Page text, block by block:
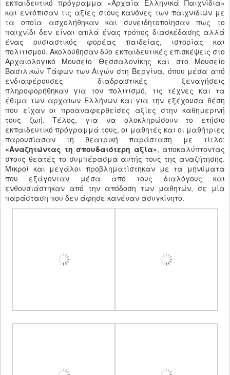
εκπαιδευτικό πρόγραμμα «Αρχαία Ελληνικά Παιχνίδια»
και εντόπισαν τις αξίες στους κανόνες των παιχνιδιών με
τα οποία ασχολήθηκαν και συνειδητοποίησαν πως το
παιχνίδι δεν είναι απλά ένας τρόπος διασκέδασης αλλά
ένας ουσιαστικός φορέας παιδείας, ιστορίας και
πολιτισμού. Ακολούθησαν δύο εκπαιδευτικές επισκέψεις στο
Αρχαιολογικό Μουσείο Θεσσαλονίκης και στο Μουσείο
Βασιλικών Τάφων των Αιγών στη Βεργίνα, όπου μέσα από
ενδιαφέρουσες διαδραστικές ξεναγήσεις
πληροφορήθηκαν για τον πολιτισμό, τις τέχνες και τα
έθιμα των αρχαίων Ελλήνων και για την εξέχουσα θέση
που είχαν οι προαναφερθείσες αξίες στην καθημερινή
τους ζωή. Τέλος, για να ολοκληρώσουν το ετήσιο
εκπαιδευτικό πρόγραμμά τους, οι μαθητές και οι μαθήτριες
παρουσίασαν τη θεατρική παράσταση με τίτλο:
«Αναζητώντας τη σπουδαιότερη αξία», αποκαλύπτοντας
στους θεατές το συμπέρασμα αυτής τους της αναζήτησης.
Μικροί και μεγάλοι προβληματίστηκαν με τα μηνύματα
που εξάγονταν μέσα από τους διαλόγους και
ενθουσιάστηκαν από την απόδοση των μαθητών, σε μία
παράσταση που δεν άφησε κανέναν ασυγκίνητο.